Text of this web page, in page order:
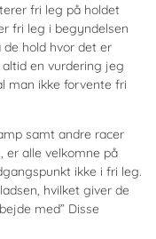
fri leg på holdet
fri leg i begyndelsen
hold hvor det er
en vurdering jeg
man ikke forvente fri
samt andre racer
alle velkomne på
ikke i fri leg.
hvilket giver de
med” Disse